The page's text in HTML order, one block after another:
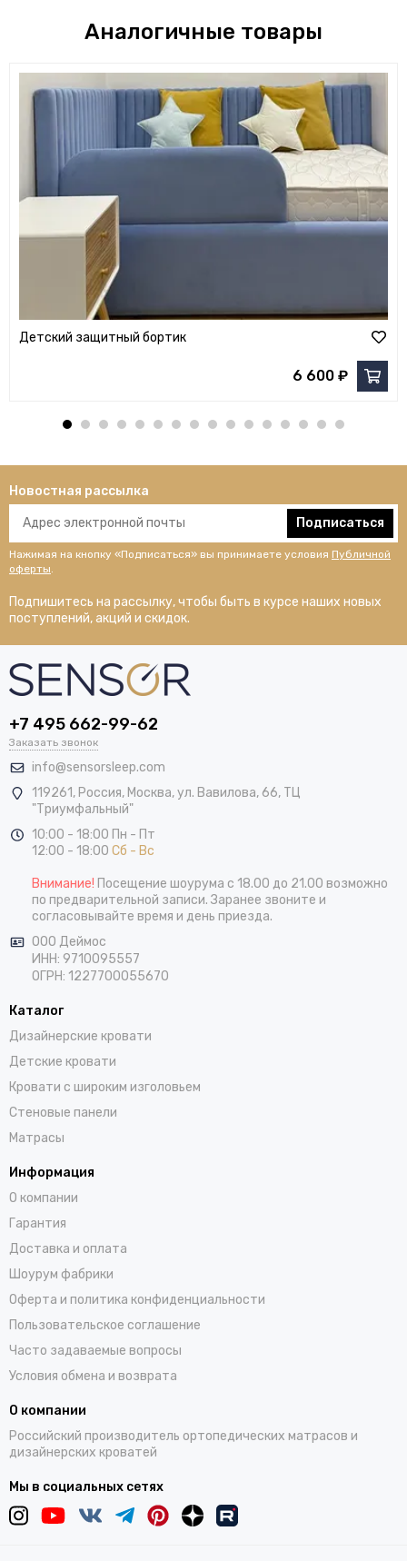
Аналогичные товары
Детский защитный бортик
6 600 ₽
Новостная рассылка
Подписаться
Нажимая на кнопку «Подписаться» вы принимаете условия Публичной
оферты
Подпишитесь на рассылку, чтобы быть в курсе наших новых
поступлений, акций и скидок.
+7 495 662-99-62
Заказать звонок
info@sensorsleep.com
119261, Россия, Москва,ул. Вавилова, 66, ТЦ
"Триумфальный"
10:00 - 18:00 Пн - Пт
12:00 - 18:00 Сб - Вс
Внимание! Посещение шоурума с 18.00 до 21.00 возможно
по предварительной записи. Заранее звоните и
согласовывайте время и день приезда.
ООО Деймос
ИНН: 9710095557
ОГРН: 1227700055670
Каталог
Дизайнерские кровати
Детские кровати
Кровати с широким изголовьем
Стеновые панели
Матрасы
Информация
О компании
Гарантия
Доставка и оплата
Шоурум фабрики
Оферта и политика конфиденциальности
Пользовательское соглашение
Часто задаваемые вопросы
Условия обмена и возврата
О компании
Российский производитель ортопедических матрасов и
дизайнерских кроватей
Мы в социальных сетях